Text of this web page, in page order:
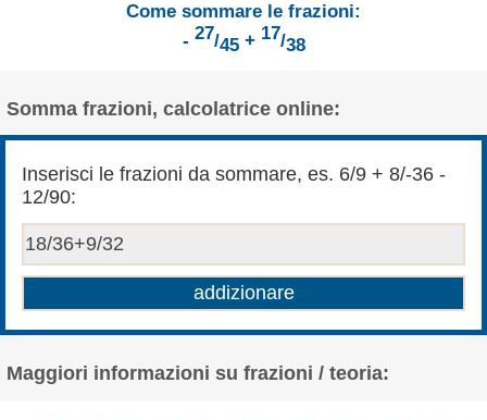
Come sommare le frazioni:
- 27/45+ 17/38
Somma frazioni, calcolatrice online:
Inserisci le frazioni da sommare, es. 6/9 + 8/-36 -
12/90:
Maggiori informazioni su frazioni / teoria: